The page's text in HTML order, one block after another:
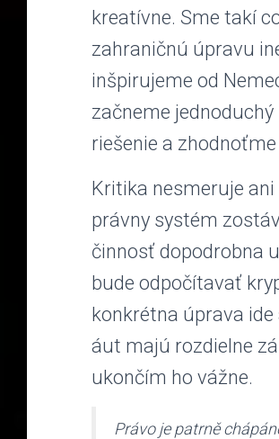
kreatívne. Sme takí
zahraničnú úpravu
inšpirujeme od
začneme
riešenie a
Kritika nesmeruje
právny systém
činnosť dopodrobna
bude odpočítavať
konkrétna úprava
áut majú rozdielne
ukončím ho vážne.
Právo je patrně